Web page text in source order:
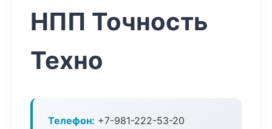
НПП Точность
Техно
Телефон: +7-981-222-53-20